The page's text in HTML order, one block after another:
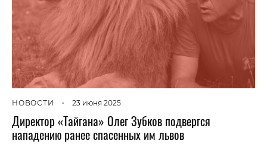
НОВОСТИ • 23 июня 2025
Директор «Тайгана» Олег Зубков подвергся
нападению ранее спасенных им львов